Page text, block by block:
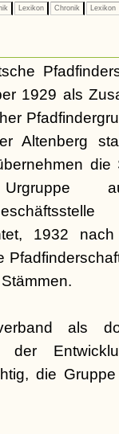
Lexikon Chronik Lexikon
1929 als
Altenberg
die
1932
als
der
die